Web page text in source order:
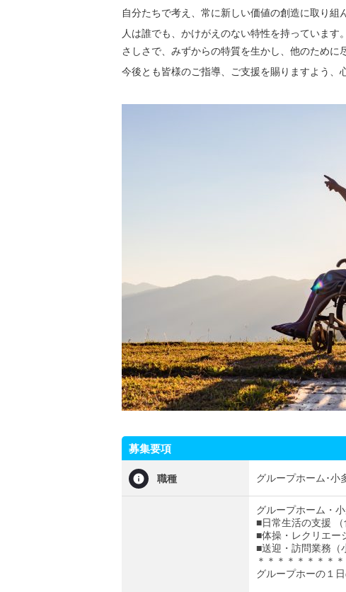
自分たちで考え、常に新しい価値の創造に取り組
人は誰でも、かけがえのない特性を持っていま
さしさで、みずからの特質を生かし、他のために
今後とも皆様のご指導、ご支援を賜りますよう、
募集要項
職種 グループホーム･小
グループホーム・
■日常生活の支援 （
■体操・レクリエー
■送迎・訪問業務（
＊＊＊＊＊＊＊＊＊
グループホーの１日